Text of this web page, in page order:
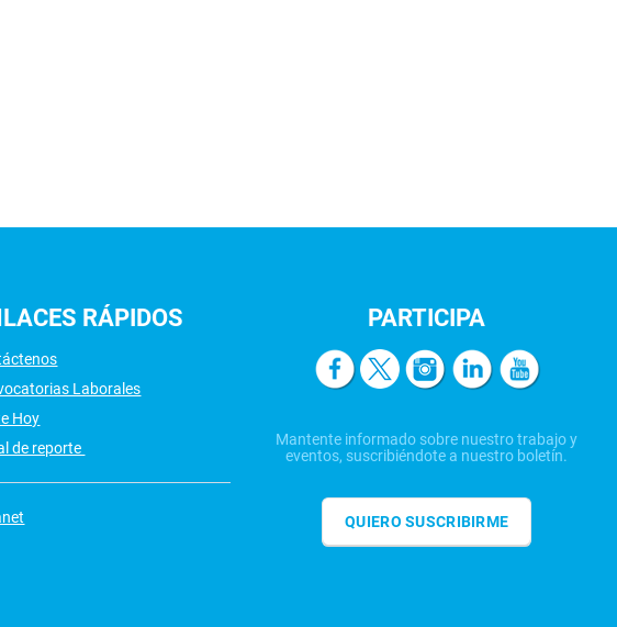
RÁPIDOS
Laborales
Hoy
de reporte
PARTICIPA
Mantente informado sobre nuestro trabajo y
eventos, suscribiéndote a nuestro boletín.
QUIERO SUSCRIBIRME